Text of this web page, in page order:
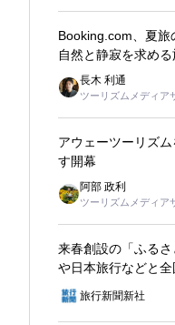
Booking.com、夏
自然と静寂を求め
長木 利通
ツーリズムメディア
アウェーツーリズ
す開幕
阿部 政利
ツーリズムメディア
来春創設の「ふる
や日本旅行などと
旅行新聞新社